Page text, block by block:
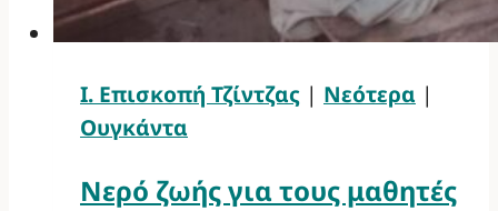
Ι. Επισκοπή Τζίντζας | Νεότερα |
Ουγκάντα
Νερό ζωής για τους μαθητές